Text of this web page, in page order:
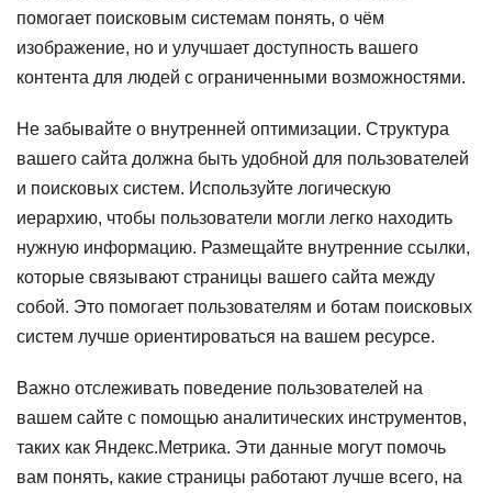
помогает поисковым системам понять, о чём
изображение, но и улучшает доступность вашего
контента для людей с ограниченными возможностями.
Не забывайте о внутренней оптимизации. Структура
вашего сайта должна быть удобной для пользователей
и поисковых систем. Используйте логическую
иерархию, чтобы пользователи могли легко находить
нужную информацию. Размещайте внутренние ссылки,
которые связывают страницы вашего сайта между
собой. Это помогает пользователям и ботам поисковых
систем лучше ориентироваться на вашем ресурсе.
Важно отслеживать поведение пользователей на
вашем сайте с помощью аналитических инструментов,
таких как Яндекс.Метрика. Эти данные могут помочь
вам понять, какие страницы работают лучше всего, на